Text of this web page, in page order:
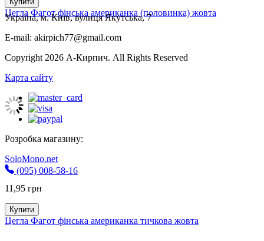
Цегла Фагот фінська американка (половинка) жовта
11,95 грн
Купити
Цегла Фагот фінська американка тичкова жовта
Україна, м. Київ, вулиця Якутська, 7
E-mail: akirpich77@gmail.com
Copyright 2026 А-Кирпич. All Rights Reserved
Карта сайту
Розробка магазину:
SoloMono.net
(095) 008-58-16